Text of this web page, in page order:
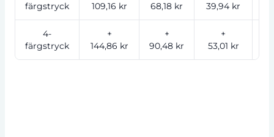
färgstryck
109,16 kr
68,18 kr
39,94 kr
4-
färgstryck
+
144,86 kr
+
90,48 kr
+
53,01 kr